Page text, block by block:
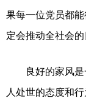
果每一位党员都
定会推动全社会
良好的家风是
人处世的态度和